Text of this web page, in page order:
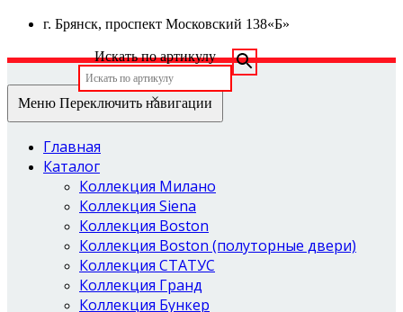
г. Брянск, проспект Московский 138«Б»
Искать по артикулу
×
Меню Переключить навигации
Главная
Каталог
Коллекция Милано
Коллекция Siena
Коллекция Boston
Коллекция Boston (полуторные двери)
Коллекция СТАТУС
Коллекция Гранд
Коллекция Бункер